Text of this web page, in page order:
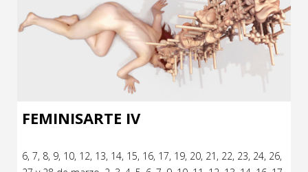
FEMINISARTE IV
6, 7, 8, 9, 10, 12, 13, 14, 15, 16, 17, 19, 20, 21, 22, 23, 24, 26,